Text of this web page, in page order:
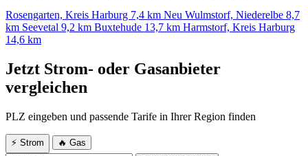
Rosengarten, Kreis Harburg 7,4 km Neu Wulmstorf, Niederelbe 8,7
km Seevetal 9,2 km Buxtehude 13,7 km Harmstorf, Kreis Harburg
14,6 km
Jetzt Strom- oder Gasanbieter
vergleichen
PLZ eingeben und passende Tarife in Ihrer Region finden
⚡ Strom
🔥 Gas